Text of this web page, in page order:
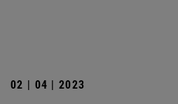
02 | 04 | 2023